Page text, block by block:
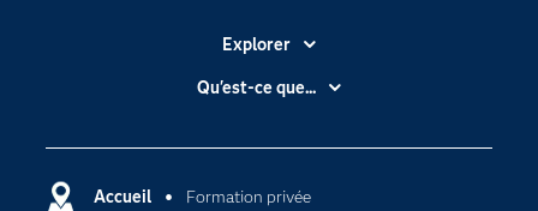
Accueil Formation privée
Explorer
Accessibilité
Carrières
Certifications
Qu'est-ce que...
Intelligence artificielle